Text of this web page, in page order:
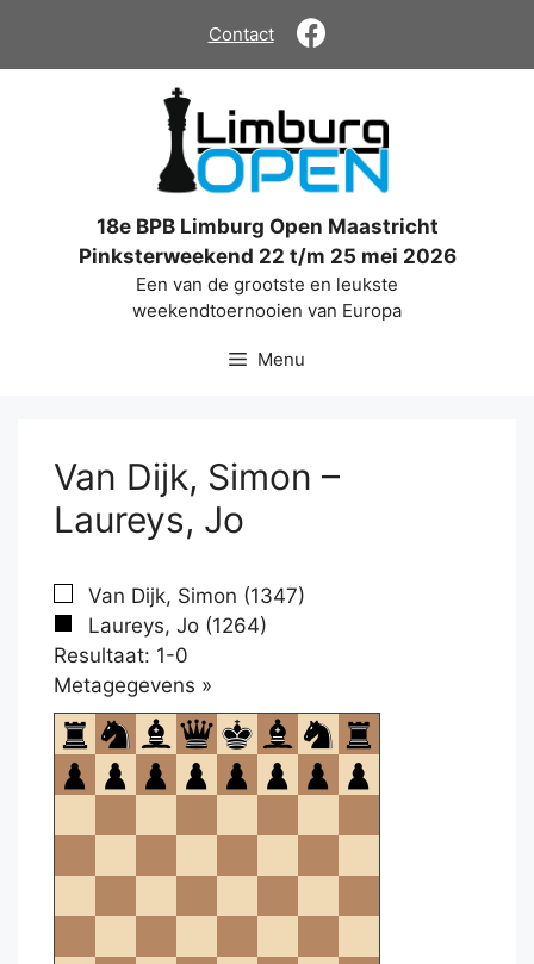
de
Contact
18e BPB Limburg Open Maastricht
Pinksterweekend 22 t/m 25 mei 2026
Een van de grootste en leukste
weekendtoernooien van Europa
Menu
Van Dijk, Simon –
Laureys, Jo
Van Dijk, Simon (1347)
Laureys, Jo (1264)
Resultaat: 1-0
Metagegevens »
om
te
openen.